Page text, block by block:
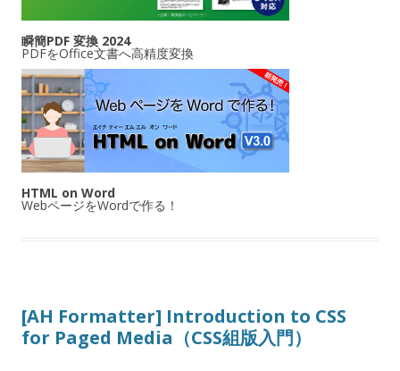
瞬簡PDF 変換 2024
PDFをOffice文書へ高精度変換
HTML on Word
WebページをWordで作る！
[AH Formatter] Introduction to CSS
for Paged Media（CSS組版入門）